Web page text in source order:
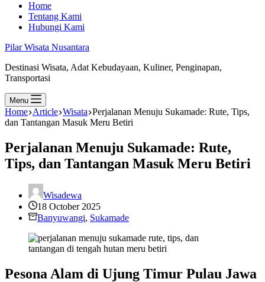
Home
Tentang Kami
Hubungi Kami
Pilar Wisata Nusantara
Destinasi Wisata, Adat Kebudayaan, Kuliner, Penginapan,
Transportasi
Menu
Home Article Wisata Perjalanan Menuju Sukamade: Rute, Tips,
dan Tantangan Masuk Meru Betiri
Perjalanan Menuju Sukamade: Rute,
Tips, dan Tantangan Masuk Meru Betiri
Wisadewa
18 October 2025
Banyuwangi, Sukamade
Pesona Alam di Ujung Timur Pulau Jawa